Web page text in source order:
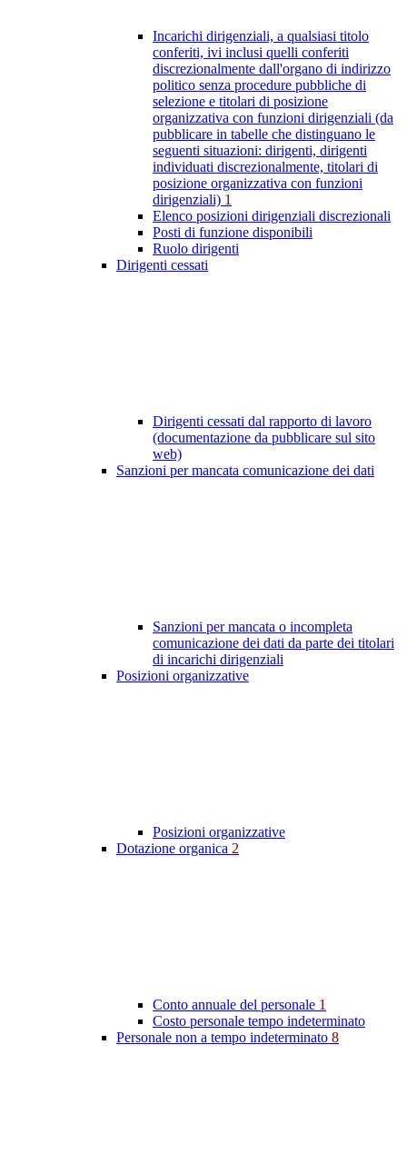
Incarichi dirigenziali, a qualsiasi titolo
conferiti, ivi inclusi quelli conferiti
discrezionalmente dall'organo di indirizzo
politico senza procedure pubbliche di
selezione e titolari di posizione
organizzativa con funzioni dirigenziali (da
pubblicare in tabelle che distinguano le
seguenti situazioni: dirigenti, dirigenti
individuati discrezionalmente, titolari di
posizione organizzativa con funzioni
dirigenziali) 1
Elenco posizioni dirigenziali discrezionali
Posti di funzione disponibili
Ruolo dirigenti
Dirigenti cessati
Dirigenti cessati dal rapporto di lavoro
(documentazione da pubblicare sul sito
web)
Sanzioni per mancata comunicazione dei dati
Sanzioni per mancata o incompleta
comunicazione dei dati da parte dei titolari
di incarichi dirigenziali
Posizioni organizzative
Posizioni organizzative
Dotazione organica 2
Conto annuale del personale 1
Costo personale tempo indeterminato
Personale non a tempo indeterminato 8